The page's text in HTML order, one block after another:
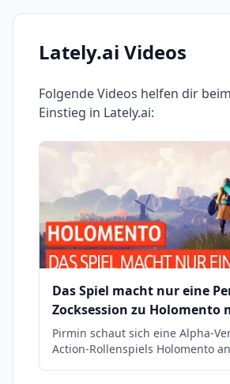
Lately.ai Videos
Folgende Videos helfen dir
Einstieg in Lately.ai:
Das Spiel macht nur eine
Zocksession zu Holomento
Sondergast | ZOCKSESSION
Pirmin schaut sich eine Alpha-
Action-Rollenspiels Holomento